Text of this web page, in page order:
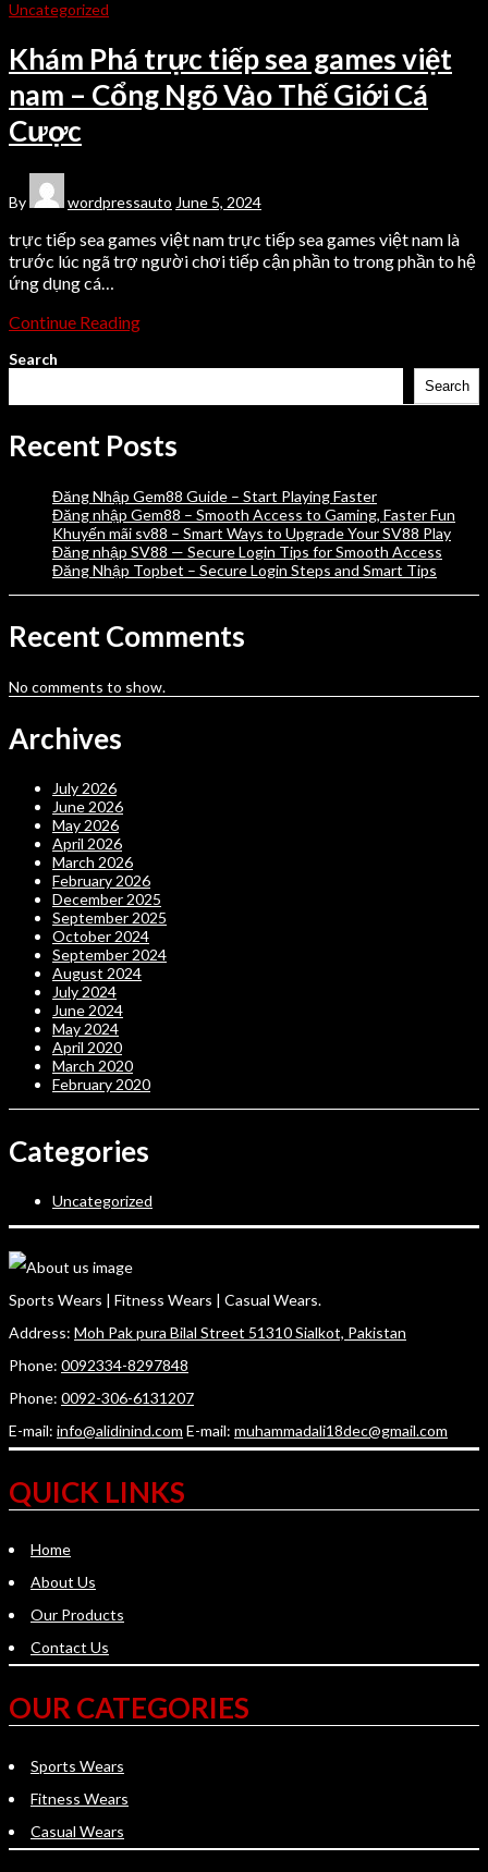
Uncategorized
Khám Phá trực tiếp sea games việt
nam – Cổng Ngõ Vào Thế Giới Cá
Cược
By wordpressauto June 5, 2024
trực tiếp sea games việt nam trực tiếp sea games việt nam là
trước lúc ngã trợ người chơi tiếp cận phần to trong phần to hệ
ứng dụng cá…
Continue Reading
Search
Search
Recent Posts
Đăng Nhập Gem88 Guide – Start Playing Faster
Đăng nhập Gem88 – Smooth Access to Gaming, Faster Fun
Khuyến mãi sv88 – Smart Ways to Upgrade Your SV88 Play
Đăng nhập SV88 — Secure Login Tips for Smooth Access
Đăng Nhập Topbet – Secure Login Steps and Smart Tips
Recent Comments
No comments to show.
Archives
July 2026
June 2026
May 2026
April 2026
March 2026
February 2026
December 2025
September 2025
October 2024
September 2024
August 2024
July 2024
June 2024
May 2024
April 2020
March 2020
February 2020
Categories
Uncategorized
Sports Wears | Fitness Wears | Casual Wears.
Address: Moh Pak pura Bilal Street 51310 Sialkot, Pakistan
Phone: 0092334-8297848
Phone: 0092-306-6131207
E-mail: info@alidinind.com E-mail: muhammadali18dec@gmail.com
QUICK LINKS
Home
About Us
Our Products
Contact Us
OUR CATEGORIES
Sports Wears
Fitness Wears
Casual Wears